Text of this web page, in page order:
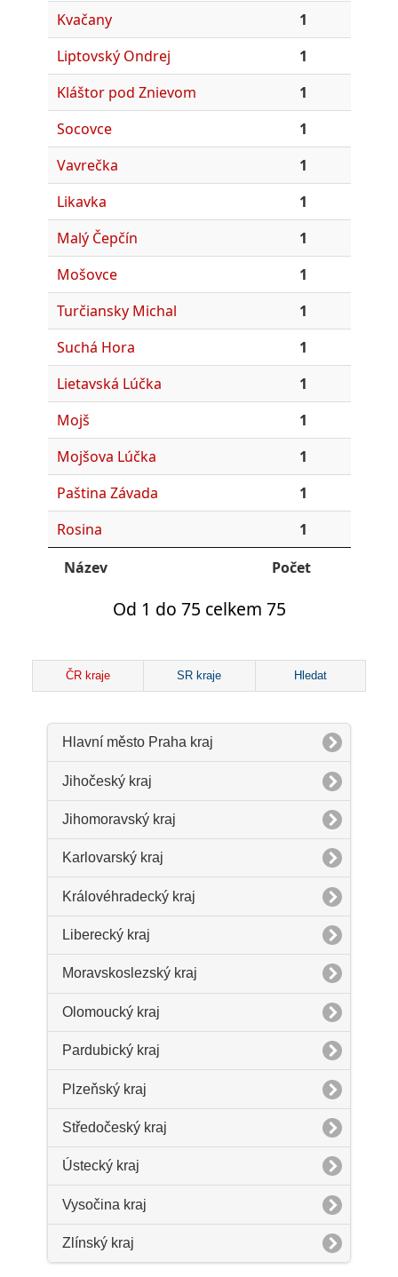
Kvačany
1
Liptovský Ondrej
1
Kláštor pod Znievom
1
Socovce
1
Vavrečka
1
Likavka
1
Malý Čepčín
1
Mošovce
1
Turčiansky Michal
1
Suchá Hora
1
Lietavská Lúčka
1
Mojš
1
Mojšova Lúčka
1
Paština Závada
1
Rosina
1
Název
Počet
Od 1 do 75 celkem 75
ČR kraje SR kraje Hledat
Hlavní město Praha kraj
Jihočeský kraj
Jihomoravský kraj
Karlovarský kraj
Královéhradecký kraj
Liberecký kraj
Moravskoslezský kraj
Olomoucký kraj
Pardubický kraj
Plzeňský kraj
Středočeský kraj
Ústecký kraj
Vysočina kraj
Zlínský kraj